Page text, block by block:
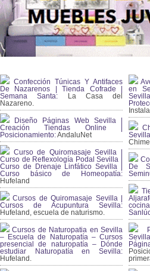
Confección Túnicas Y Antifaces
De Nazarenos | Tienda Cofrade |
Semana Santa: La Casa del
Nazareno.
Diseño Páginas Web Sevilla |
Creación Tiendas Online |
Posicionamiento:AndaluNet
Curso de Quiromasaje Sevilla |
Curso de Reflexología Podal Sevilla |
Curso de Drenaje Linfático Sevilla |
Curso básico de Homeopatía:
Hufeland
Cursos de Quiromasaje Sevilla |
Cursos de Acupuntura Sevilla:
Hufeland, escuela de naturismo.
Cursos de Naturopatia en Sevilla
– Escuela de Naturopatía – Cursos
presencial de naturopatía – Dónde
estudiar Naturopatía en Sevilla:
Hufeland.
en
De